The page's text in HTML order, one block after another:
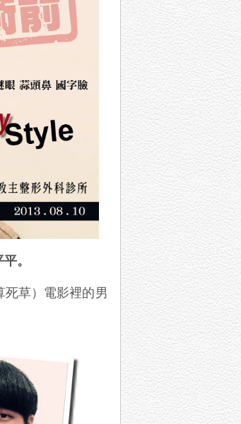
。
草）電影裡的男